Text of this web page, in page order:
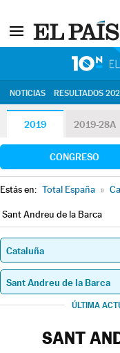
NOTICIAS RESULTADOS
2019 2019-28A
CONGRESO
Estás en: Total España »
Sant Andreu de la Barca
ÚLTIMA
SANT